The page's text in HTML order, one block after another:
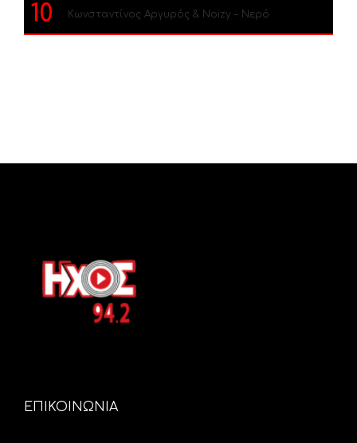
10 Κωνσταντίνος Αργυρός & Noizy – Νερό
ΕΠΙΚΟΙΝΩΝΙΑ